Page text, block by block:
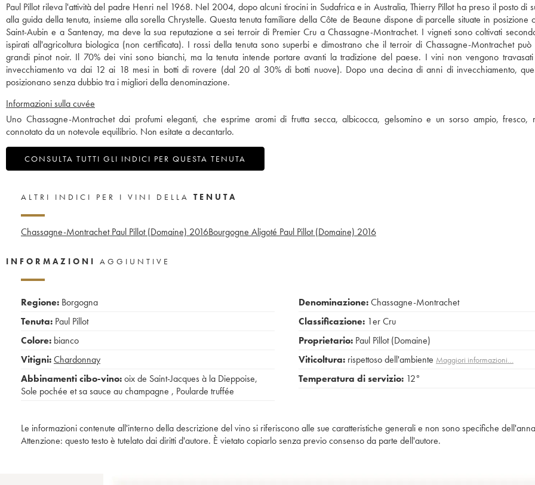
Paul Pillot rileva l'attività del padre Henri nel 1968. Nel 2004, dopo alcuni tirocini in Sudafrica e in Australia, Thierry Pillot ha preso il posto di
alla guida della tenuta, insieme alla sorella Chrystelle. Questa tenuta familiare della Côte de Beaune dispone di parcelle situate in posizione
Saint-Aubin e a Santenay, ma deve la sua reputazione a sei terroir di Premier Cru a Chassagne-Montrachet. I vigneti sono coltivati
ispirati all'agricoltura biologica (non certificata). I rossi della tenuta sono superbi e dimostrano che il terroir di Chassagne-Montrachet può
grandi pinot noir. Il 70% dei vini sono bianchi, ma la tenuta intende portare avanti la tradizione del paese. I vini non vengono
invecchiamento va dai 12 ai 18 mesi in botti di rovere (dal 20 al 30% di botti nuove). Dopo una decina di anni di invecchiamento,
posizionano senza dubbio tra i migliori della denominazione.
Informazioni sulla cuvée
Uno Chassagne-Montrachet dai profumi eleganti, che esprime aromi di frutta secca, albicocca, gelsomino e un sorso ampio, fresco,
connotato da un notevole equilibrio. Non esitate a decantarlo.
CONSULTA TUTTI GLI INDICI PER QUESTA TENUTA
ALTRI INDICI PER I VINI DELLA TENUTA
Chassagne-Montrachet Paul Pillot (Domaine) 2016Bourgogne Aligoté Paul Pillot (Domaine) 2016
INFORMAZIONI AGGIUNTIVE
Regione: Borgogna
Tenuta: Paul Pillot
Colore: bianco
Vitigni:Chardonnay
Abbinamenti cibo-vino:oix de Saint-Jacques à la Dieppoise,
Sole pochée et sa sauce au champagne , Poularde truffée
Denominazione:Chassagne-Montrachet
Classificazione: 1er Cru
Proprietario: Paul Pillot (Domaine)
Viticoltura: rispettoso dell'ambiente Maggiori informazioni…
Temperatura di servizio: 12°
Le informazioni contenute all'interno della descrizione del vino si riferiscono alle sue caratteristiche generali e non sono specifiche
Attenzione: questo testo è tutelato dai diritti d'autore. È vietato copiarlo senza previo consenso da parte dell'autore.